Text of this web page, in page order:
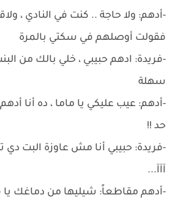
-أدهم: ولا حاجة .. كنت في النادي ،
فقولت أوصلهم في سكتي بالمرة
-فريدة: ادهم حبيبي ، خلي بالك من
سهلة
-أدهم: عيب عليكي يا ماما ، ده أنا
حد !!
-فريدة: حبيبي أنا مش عاوزة البت
آآآ...
-أدهم مقاطعاً: شيليها من دماغك يا